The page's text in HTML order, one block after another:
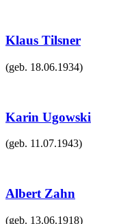
Klaus Tilsner
(geb. 18.06.1934)
Karin Ugowski
(geb. 11.07.1943)
Albert Zahn
(geb. 13.06.1918)